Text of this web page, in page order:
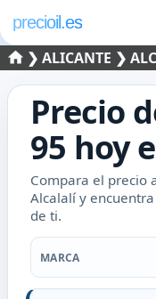
precioil.es
❯ALICANTE ❯
Precio
95 hoy
Compara el precio
Alcalalí y
de ti.
Filtrar por marca
MARCA